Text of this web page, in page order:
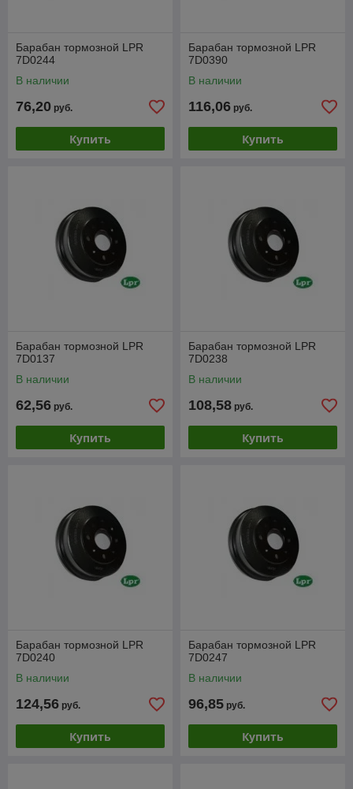
Барабан тормозной LPR
7D0244
В наличии
76,20 руб.
Купить
Барабан тормозной LPR
7D0390
В наличии
116,06 руб.
Купить
Барабан тормозной LPR
7D0137
В наличии
62,56 руб.
Купить
Барабан тормозной LPR
7D0238
В наличии
108,58 руб.
Купить
Барабан тормозной LPR
7D0240
В наличии
124,56 руб.
Купить
Барабан тормозной LPR
7D0247
В наличии
96,85 руб.
Купить